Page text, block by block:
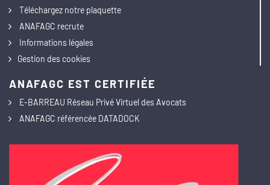
Téléchargez notre plaquette
ANAFAGC recrute
Informations légales
Gestion des cookies
ANAFAGC EST CERTIFIÉE
E-BARREAU Réseau Privé Virtuel des Avocats
ANAFAGC référencée DATADOCK